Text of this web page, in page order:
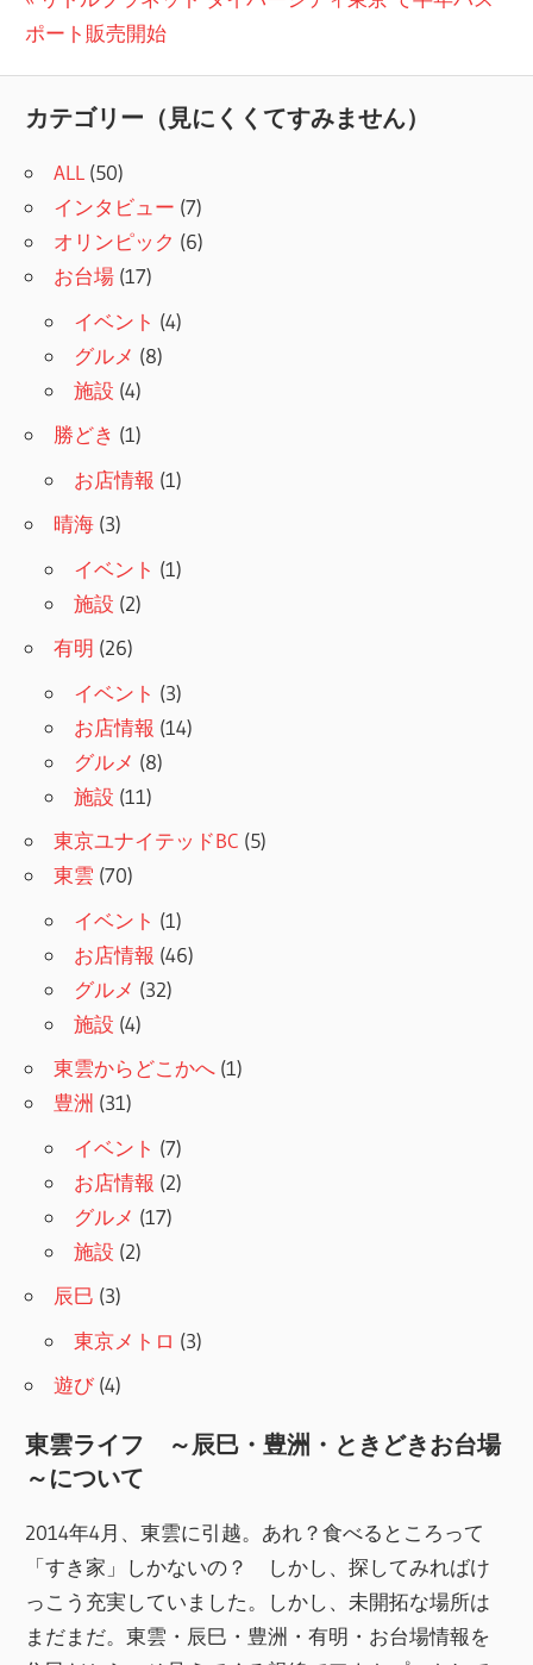
稿
ビ
ゲ
ー
シ
ョ
ン
の
ポート販売開始
カテゴリー（見にくくてすみません）
ALL (50)
インタビュー (7)
オリンピック (6)
お台場 (17)
イベント (4)
グルメ (8)
施設 (4)
勝どき (1)
お店情報 (1)
晴海 (3)
イベント (1)
施設 (2)
有明 (26)
イベント (3)
お店情報 (14)
グルメ (8)
施設 (11)
東京ユナイテッドBC (5)
東雲 (70)
イベント (1)
お店情報 (46)
グルメ (32)
施設 (4)
東雲からどこかへ (1)
豊洲 (31)
イベント (7)
お店情報 (2)
グルメ (17)
施設 (2)
辰巳 (3)
東京メトロ (3)
遊び (4)
東雲ライフ ～辰巳・豊洲・ときどきお台場
～について
2014年4月、東雲に引越。あれ？食べるところって
「すき家」しかないの？ しかし、探してみればけ
っこう充実していました。しかし、未開拓な場所は
まだまだ。東雲・辰巳・豊洲・有明・お台場情報を